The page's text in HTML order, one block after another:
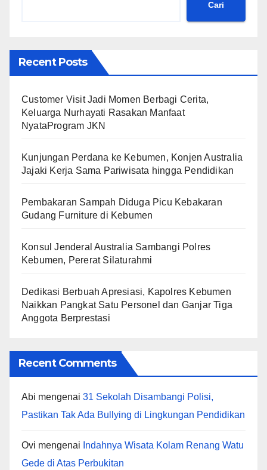
Cari
Recent Posts
Customer Visit Jadi Momen Berbagi Cerita,
Keluarga Nurhayati Rasakan Manfaat
NyataProgram JKN
Kunjungan Perdana ke Kebumen, Konjen Australia
Jajaki Kerja Sama Pariwisata hingga Pendidikan
Pembakaran Sampah Diduga Picu Kebakaran
Gudang Furniture di Kebumen
Konsul Jenderal Australia Sambangi Polres
Kebumen, Pererat Silaturahmi
Dedikasi Berbuah Apresiasi, Kapolres Kebumen
Naikkan Pangkat Satu Personel dan Ganjar Tiga
Anggota Berprestasi
Recent Comments
Abi mengenai 31 Sekolah Disambangi Polisi,
Pastikan Tak Ada Bullying di Lingkungan Pendidikan
Ovi mengenai Indahnya Wisata Kolam Renang Watu
Gede di Atas Perbukitan